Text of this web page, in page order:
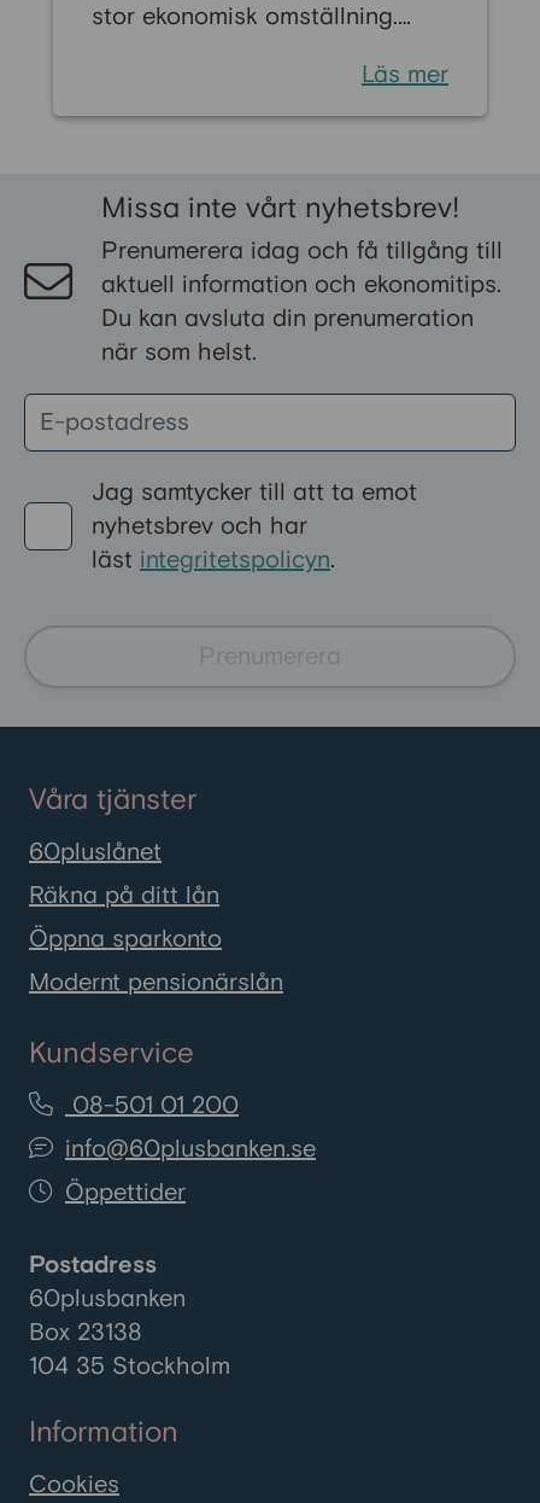
stor ekonomisk omställning.
den regelbundna lönen byts ut
mot pension. Men det finns flera
en tryggare vardag som
pensionär. Vissa stöd är särskilt
riktade till pensionärer, medan
andra kan sökas av alla med
låga inkomster eller höga
levnadskostnader. Här går vi
igenom de vanligaste bidragen i
Sverige och hur du ansöker om
dem.
Läs mer
Missa inte vårt nyhetsbrev!
Prenumerera idag och få tillgång till
aktuell information och ekonomitips.
Du kan avsluta din prenumeration
när som helst.
Jag samtycker till att ta emot
nyhetsbrev och har
läst integritetspolicyn.
Prenumerera
Våra tjänster
60pluslånet
Räkna på ditt lån
Öppna sparkonto
Modernt pensionärslån
Kundservice
08-501 01 200
info@60plusbanken.se
Öppettider
Postadress
60plusbanken
Box 23138
104 35 Stockholm
Information
Cookies